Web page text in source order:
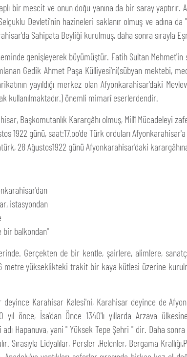
bir mescit ve onun doğu yanına da bir saray yaptırır.
Devleti'nin hazineleri saklanır olmuş ve adına da
Sahipata Beyliği kurulmuş, daha sonra sırayla
genişleyerek büyümüştür. Fatih Sultan
Gedik Ahmet Paşa Külliyesi'ni(sübyan
yayıldığı merkez olan Afyonkarahisar'daki
kullanılmaktadır.) önemli mimarî eserlerdendir.
Başkomutanlık Karargâhı olmuş, Millî Mücadeleyi
1922 günü, saat:17.oo'de Türk orduları
28 Ağustos1922 günü Afyonkarahisar'daki
istasyondan
bir balkondan"
Gerçekten de bir kentle, şairlere, alimlere,
metre yükseklikteki trakit bir kaya kütlesi üzerine
deyince Karahisar Kalesi'ni, Karahisar deyince de
önce, İsa'dan Önce 1340'lı yıllarda Arzava
Hapanuva, yani " Yüksek Tepe Şehri " dir. Daha
Sırasıyla Lidyalılar, Persler ,Helenler, Bergama